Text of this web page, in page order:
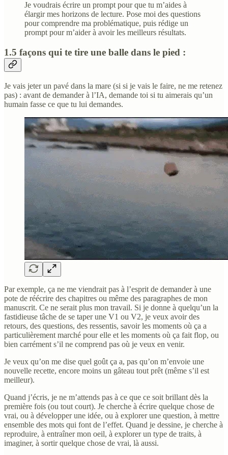
Je voudrais écrire un prompt pour que tu m’aides à
élargir mes horizons de lecture. Pose moi des questions
pour comprendre ma problématique, puis rédige un
prompt pour m’aider à avoir les meilleurs résultats.
1.5 façons qui te tire une balle dans le pied :
Je vais jeter un pavé dans la mare (si si je vais le faire, ne me retenez
pas) : avant de demander à l’IA, demande toi si tu aimerais qu’un
humain fasse ce que tu lui demandes.
Par exemple, ça ne me viendrait pas à l’esprit de demander à une
pote de réécrire des chapitres ou même des paragraphes de mon
manuscrit. Ce ne serait plus mon travail. Si je donne à quelqu’un la
fastidieuse tâche de se taper une V1 ou V2, je veux avoir des
retours, des questions, des ressentis, savoir les moments où ça a
particulièrement marché pour elle et les moments où ça fait flop, ou
bien carrément s’il ne comprend pas où je veux en venir.
Je veux qu’on me dise quel goût ça a, pas qu’on m’envoie une
nouvelle recette, encore moins un gâteau tout prêt (même s’il est
meilleur).
Quand j’écris, je ne m’attends pas à ce que ce soit brillant dès la
première fois (ou tout court). Je cherche à écrire quelque chose de
vrai, ou à développer une idée, ou à explorer une question, à mettre
ensemble des mots qui font de l’effet. Quand je dessine, je cherche à
reproduire, à entraîner mon oeil, à explorer un type de traits, à
imaginer, à sortir quelque chose de vrai, là aussi.